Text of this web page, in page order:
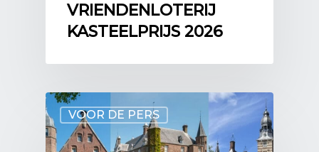
VRIENDENLOTERIJ
KASTEELPRIJS 2026
VOOR DE PERS